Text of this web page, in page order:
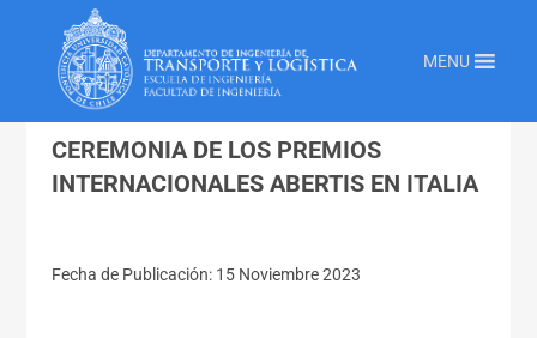
MENU
» Transporte Y Logistica
Abertis En Italia
CEREMONIA DE LOS PREMIOS
INTERNACIONALES ABERTIS EN ITALIA
Fecha de Publicación: 15 Noviembre 2023